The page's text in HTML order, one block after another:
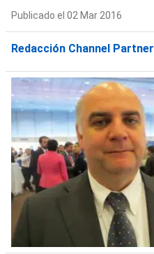
Publicado el 02 Mar 2016
Redacción Channel Partner